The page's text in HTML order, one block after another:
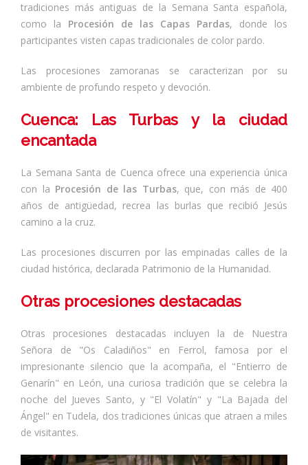
tradiciones más antiguas de la Semana Santa española,
como la Procesión de las Capas Pardas, donde los
participantes visten capas tradicionales de color pardo.
Las procesiones zamoranas se caracterizan por su
ambiente de profundo respeto y devoción.
Cuenca: Las Turbas y la ciudad
encantada
La Semana Santa de Cuenca ofrece una experiencia única
con la Procesión de las Turbas, que, con más de 400
años de antigüedad, recrea las burlas que recibió Jesús
camino a la cruz.
Las procesiones discurren por las empinadas calles de la
ciudad histórica, declarada Patrimonio de la Humanidad.
Otras procesiones destacadas
Otras procesiones destacadas incluyen la de Nuestra
Señora de "Os Caladiños" en Ferrol, famosa por el
impresionante silencio que la acompaña, el "Entierro de
Genarín" en León, una curiosa tradición que se celebra la
noche del Jueves Santo, y "El Volatín" y "La Bajada del
Ángel" en Tudela, dos tradiciones únicas que atraen a miles
de visitantes.